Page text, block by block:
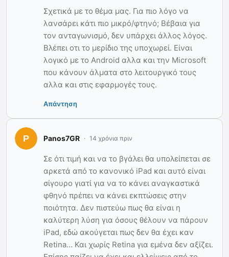
Σχετικά με το θέμα μας. Για πιο λόγο να
λανσάρει κάτι πιο μικρό/φτηνό; Βέβαια για
τον ανταγωνισμό, δεν υπάρχει άλλος λόγος.
Βλέπει οτι το μερίδιο της υποχωρεί. Είναι
λογικό με το Android αλλα και την Microsoft
που κάνουν άλματα στο λειτουργικό τους
αλλα και στις εφαρμογές τους.
Απάντηση
Panos7GR 14 χρόνια πριν
Σε ότι τιμή και να το βγάλει θα υπολείπεται σε
αρκετά από το κανονικό iPad και αυτό είναι
σίγουρο γιατί για να το κάνει αναγκαστικά
φθηνό πρέπει να κάνει εκπτώσεις στην
ποιότητα. Δεν πιστεύω πως θα είναι η
καλύτερη λύση για όσους θέλουν να πάρουν
iPad, εδώ ακούγεται πως δεν θα έχει καν
Retina… Και χωρίς Retina για εμένα δεν αξίζει.